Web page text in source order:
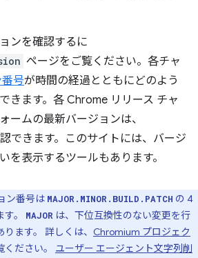
ンを確認するに
ページをご覧ください。各チャ
号が時間の経過とともにどのよう
きます。各 Chrome リリース チャ
ームの最新バージョンは、
できます。このサイトには、バージ
を表示するツールもあります。
ン番号は MAJOR.MINOR.BUILD.PATCH の 4
。
MAJOR は、下位互換性のない変更を行
ます。 詳しくは、 Chromium プロジェク
ください。 ユーザー エージェント文字列削